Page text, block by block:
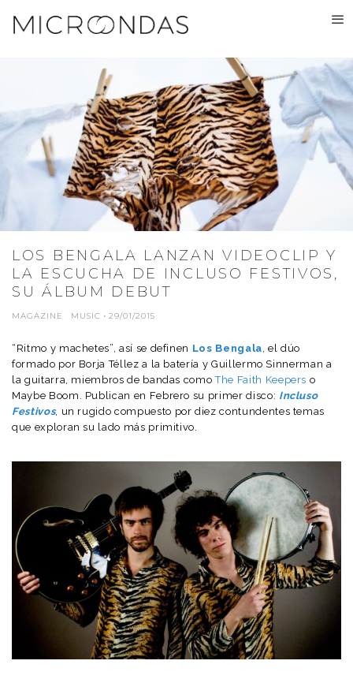
LOS BENGALA LANZAN VIDEOCLIP Y
LA ESCUCHA DE INCLUSO FESTIVOS,
SU ÁLBUM DEBUT
MAGAZINE MUSIC · 29/01/2015
“Ritmo y machetes”, así se definen Los Bengala , el dúo
formado por Borja Téllez a la batería y Guillermo Sinnerman a
la guitarra, miembros de bandas comoThe Faith Keepers o
Maybe Boom. Publican en Febrero su primer disco: Incluso
Festivos, un rugido compuesto por diez contundentes temas
que exploran su lado más primitivo.